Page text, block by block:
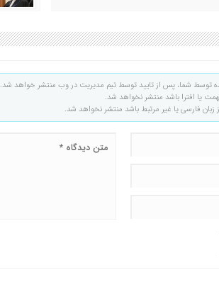
توسط شما، پس از تایید توسط تیم مدیریت در وب منتشر خواهد شد.
یا افترا باشد منتشر نخواهد شد.
زبان فارسی یا غیر مرتبط باشد منتشر نخواهد شد.